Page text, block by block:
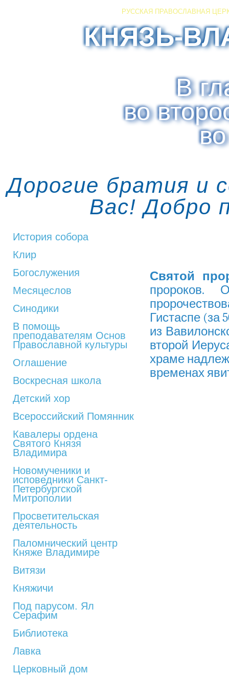
РУССКАЯ ПРАВОСЛАВНАЯ
КНЯЗЬ-
В
во
Дорогие братия и
Вас! Добро
История собора
Клир
Богослужения
Месяцеслов
Синодики
В помощь
преподавателям Основ
Православной культуры
Оглашение
Воскресная школа
Детский хор
Всероссийский Помянник
Кавалеры ордена
Святого Князя
Владимира
Новомученики и
исповедники Санкт-
Петербургской
Митрополии
Просветительская
деятельность
Паломнический центр
Княже Владимире
Витязи
Княжичи
Под парусом. Ял
Серафим
Библиотека
Лавка
Церковный дом
Святой
Гистаспе (за
из
второй
храме
временах